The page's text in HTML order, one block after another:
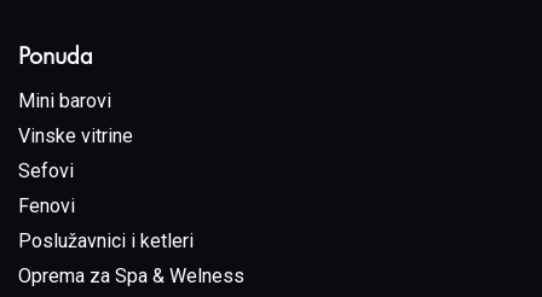
Ponuda
Mini barovi
Vinske vitrine
Sefovi
Fenovi
Poslužavnici i ketleri
Oprema za Spa & Welness